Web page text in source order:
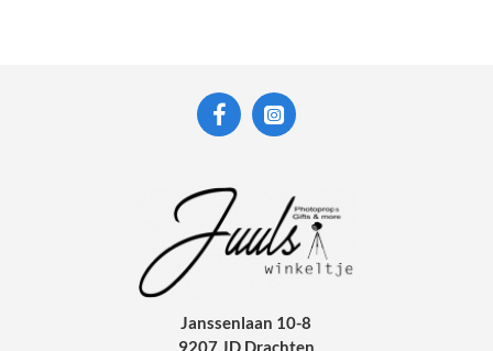
Janssenlaan 10-8
9207 JD Drachten